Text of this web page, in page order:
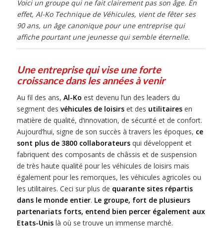
Voici un groupe qui ne fait clairement pas son âge. En
effet, Al-Ko Technique de Véhicules, vient de fêter ses
90 ans, un âge canonique pour une entreprise qui
affiche pourtant une jeunesse qui semble éternelle.
Une entreprise qui vise une forte
croissance dans les années à venir
Au fil des ans, Al-Ko est devenu l’un des leaders du
segment des véhicules de loisirset des utilitairesen
matière de qualité, d’innovation, de sécurité et de confort.
Aujourd’hui, signe de son succès à travers les époques, ce
sont plus de 3800 collaborateursqui développent et
fabriquent des composants de châssis et de suspension
de très haute qualité pour les véhicules de loisirs mais
également pour les remorques, les véhicules agricoles ou
les utilitaires. Ceci sur plus de quarante sites répartis
dans le monde entier. Le groupe, fort de plusieurs
partenariats forts, entend bien percer également aux
Etats-Unislà où se trouve un immense marché.